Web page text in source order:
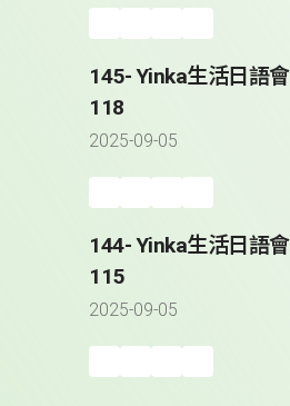
145- Yinka生活日語
118
2025-09-05
144- Yinka生活日語
115
2025-09-05